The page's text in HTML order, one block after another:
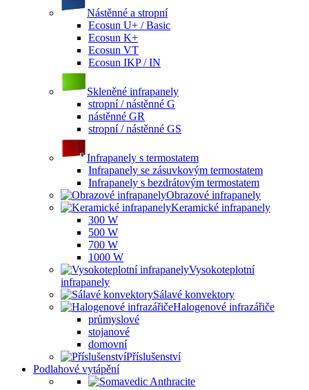
Nástěnné a stropní
Ecosun U+ / Basic
Ecosun K+
Ecosun VT
Ecosun IKP / IN
Skleněné infrapanely
stropní / nástěnné G
nástěnné GR
stropní / nástěnné GS
Infrapanely s termostatem
Infrapanely se zásuvkovým termostatem
Infrapanely s bezdrátovým termostatem
Obrazové infrapanely
Keramické infrapanely
300 W
500 W
700 W
1000 W
Vysokoteplotní
infrapanely
Sálavé konvektory
Halogenové infrazářiče
průmyslové
stojanové
domovní
Příslušenství
Podlahové vytápění